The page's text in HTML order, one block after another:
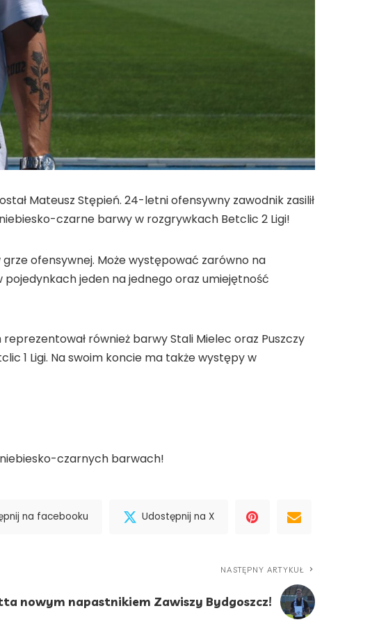
Mateusz Stępień. 24-letni ofensywny zawodnik zasilił
czarne barwy w rozgrywkach Betclic 2 Ligi!
ofensywnej. Może występować zarówno na
pojedynkach jeden na jednego oraz umiejętność
również barwy Stali Mielec oraz Puszczy
1 Ligi. Na swoim koncie ma także występy w
czarnych barwach!
na facebooku Udostępnij na X
NASTĘPNY ARTYKUŁ
nowym napastnikiem Zawiszy Bydgoszcz!